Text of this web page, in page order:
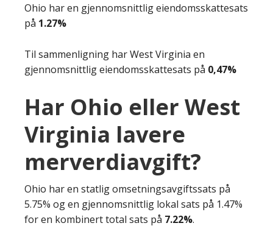
Ohio har en gjennomsnittlig eiendomsskattesats
på 1.27%
Til sammenligning har West Virginia en
gjennomsnittlig eiendomsskattesats på 0,47%
Har Ohio eller West
Virginia lavere
merverdiavgift?
Ohio har en statlig omsetningsavgiftssats på
5.75% og en gjennomsnittlig lokal sats på 1.47%
for en kombinert total sats på 7.22%.